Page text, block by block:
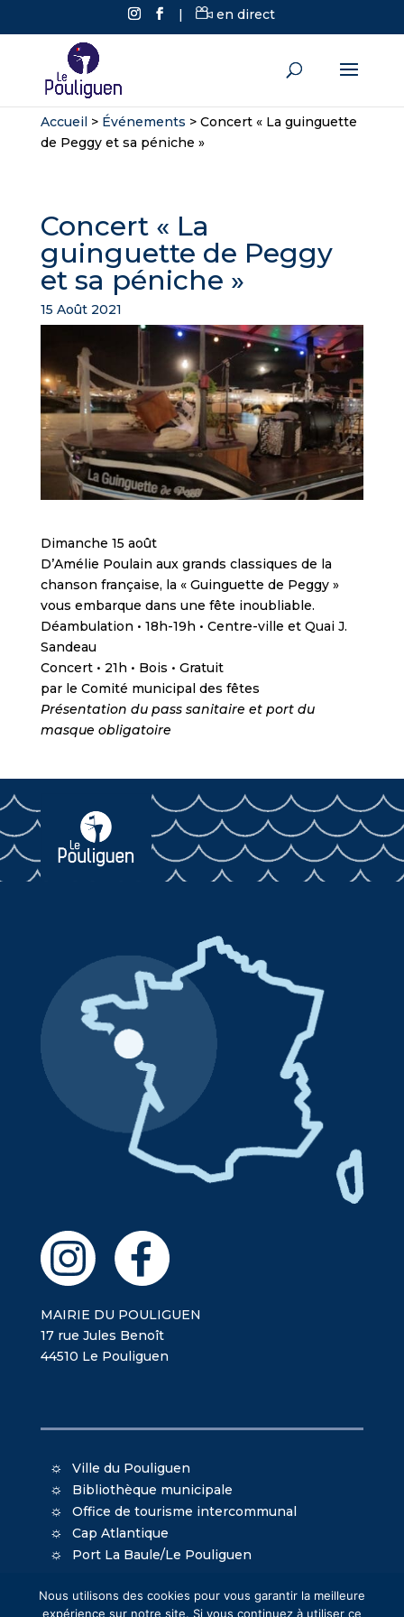
| en direct
Accueil> Événements > Concert « La guinguette
de Peggy et sa péniche »
Concert « La
guinguette de Peggy
et sa péniche »
15 Août 2021
Dimanche 15 août
D’Amélie Poulain aux grands classiques de la
chanson française, la « Guinguette de Peggy »
vous embarque dans une fête inoubliable.
Déambulation • 18h-19h • Centre-ville et Quai J.
Sandeau
Concert • 21h • Bois • Gratuit
par le Comité municipal des fêtes
Présentation du pass sanitaire et port du
masque obligatoire
MAIRIE DU POULIGUEN
17 rue Jules Benoît
44510 Le Pouliguen
Ville du Pouliguen
Bibliothèque municipale
Office de tourisme intercommunal
Cap Atlantique
Port La Baule/Le Pouliguen
Nous utilisons des cookies pour vous garantir la meilleure
expérience sur notre site. Si vous continuez à utiliser ce